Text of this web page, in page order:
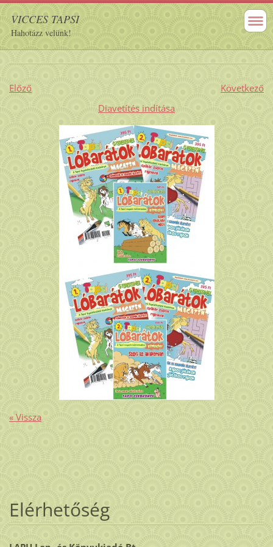
VICCES TAPSI
Hahotázz velünk!
Előző
Következő
Diavetítés indítása
« Vissza
Elérhetőség